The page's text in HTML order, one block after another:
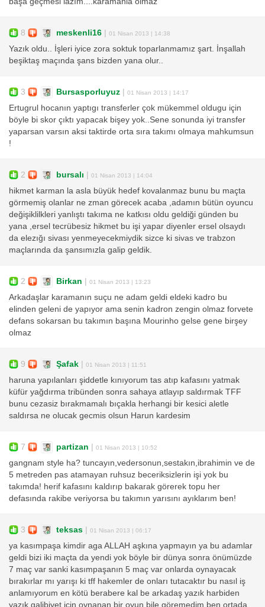
8 meskenli16 | 01 Nisan 2013 | 14:38
Yazık oldu.. İşleri iyice zora soktuk toparlanmamız şart. İnşallah
beşiktaş maçında şans bizden yana olur..
3 Bursasporluyuz | 01 Nisan 2013 | 14:17
Ertugrul hocanın yaptıgı transferler çok mükemmel oldugu için
böyle bi skor çıktı yapacak bişey yok..Sene sonunda iyi transfer
yaparsan varsın aksi taktirde orta sıra takımı olmaya mahkumsun
!
2 bursalı | 01 Nisan 2013 | 14:04
hikmet karman la asla büyük hedef kovalanmaz bunu bu maçta
görmemiş olanlar ne zman görecek acaba ,adamın bütün oyuncu
değişiklilkleri yanlıştı takıma ne katkısı oldu geldiği günden bu
yana ,ersel tecrübesiz hikmet bu işi yapar diyenler ersel olsaydı
da elezığı sivası yenmeyecekmiydik sizce ki sivas ve trabzon
maçlarında da şansımızla galip geldik.
2 Birkan | 01 Nisan 2013 | 13:23
Arkadaşlar karamanın suçu ne adam geldi eldeki kadro bu
elinden geleni de yapıyor ama senin kadron zengin olmaz forvete
defans sokarsan bu takımın başına Mourinho gelse gene birşey
olmaz
9 Şafak | 01 Nisan 2013 | 11:51
haruna yapılanları şiddetle kınıyorum tas atıp kafasını yatmak
küfür yağdırma tribünden sonra sahaya atlayıp saldırmak TFF
bunu cezasiz bırakmamalı bıçakla herhangi bir kesici aletle
saldırsa ne olucak gecmis olsun Harun kardesim
7 partizan | 01 Nisan 2013 | 10:52
gangnam style ha? tuncayın,vedersonun,sestakın,ibrahimin ve de
5 metreden pas atamayan ruhsuz beceriksizlerin işi yok bu
takımda! herif kafasını kaldırıp bakarak görerek topu her
defasında rakibe veriyorsa bu takımın yarısını ayıklarım ben!
3 teksas | 01 Nisan 2013 | 06:17
ya kasımpaşa kimdir aga ALLAH aşkına yapmayın ya bu adamlar
geldi bizi iki maçta da yendi yok böyle bir dünya sonra önümüzde
7 maç var sanki kasımpaşanın 5 maç var onlarda oynayacak
bırakırlar mı yarışı ki tff hakemler de onları tutacaktır bu nasıl iş
anlamıyorum en kötü berabere kal be arkadaş yazık harbiden
yazık galibiyet için oynanan bir oyun bile göremedim ben ortada